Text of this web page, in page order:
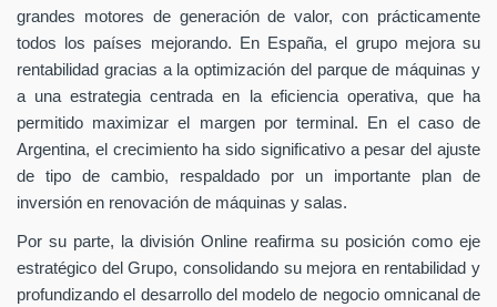
grandes motores de generación de valor, con prácticamente
todos los países mejorando. En España, el grupo mejora su
rentabilidad gracias a la optimización del parque de máquinas y
a una estrategia centrada en la eficiencia operativa, que ha
permitido maximizar el margen por terminal. En el caso de
Argentina, el crecimiento ha sido significativo a pesar del ajuste
de tipo de cambio, respaldado por un importante plan de
inversión en renovación de máquinas y salas.
Por su parte, la división Online reafirma su posición como eje
estratégico del Grupo, consolidando su mejora en rentabilidad y
profundizando el desarrollo del modelo de negocio omnicanal de